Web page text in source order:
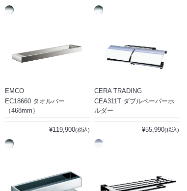
EMCO
EC18660 タオルバー
（468mm）
¥119,900(税込)
CERA TRADING
CEA311T ダブルペーパーホ
ルダー
¥55,990(税込)